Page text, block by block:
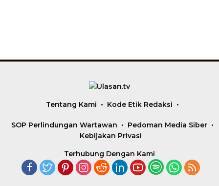
Tentang Kami Kode Etik Redaksi
SOP Perlindungan Wartawan
Pedoman Media Siber
Kebijakan Privasi
Terhubung Dengan Kami